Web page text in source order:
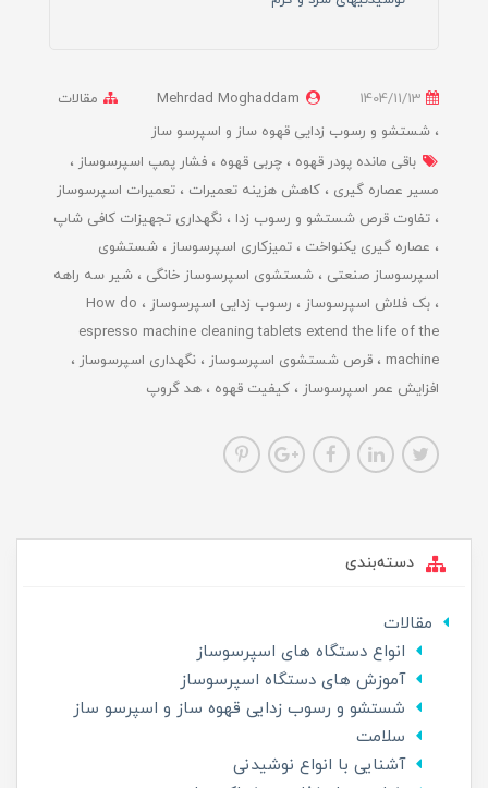
Mehrdad Moghaddam
مقالات
شستشو و رسوب زدایی قهوه ساز و اسپرسو ساز
باقی مانده پودر قهوه
چربی قهوه
فشار پمپ اسپرسوساز
مسیر عصاره گیری
کاهش هزینه تعمیرات
تعمیرات اسپرسوساز
تفاوت قرص شستشو و رسوب زدا
نگهداری تجهیزات کافی شاپ
عصاره گیری یکنواخت
تمیزکاری اسپرسوساز
شستشوی
اسپرسوساز صنعتی
شستشوی اسپرسوساز خانگی
شیر سه راهه
بک فلاش اسپرسوساز
رسوب زدایی اسپرسوساز
How do
espresso machine cleaning tablets extend the life of the
machine
قرص شستشوی اسپرسوساز
نگهداری اسپرسوساز
افزایش عمر اسپرسوساز
کیفیت قهوه هد گروپ
دسته‌بندی
مقالات
انواع دستگاه های اسپرسوساز
آموزش های دستگاه اسپرسوساز
شستشو و رسوب زدایی قهوه ساز و اسپرسو ساز
سلامت
آشنایی با انواع نوشیدنی